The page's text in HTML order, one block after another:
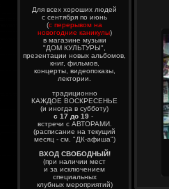
Для всех хороших людей
с сентября по июнь
(с перерывом на
новогодние каникулы)
в магазине музыки
"ДОМ КУЛЬТУРЫ",
презентации новых альбомов,
книг, фильмов,
концерты, видеопоказы,
лектории.
традиционно
КАЖДОЕ ВОСКРЕСЕНЬЕ
(и иногда в субботу)
с 17 до 19 -
встречи с АВТОРАМИ.
(расписание на текущий
месяц - см. "ДК-афиша")
ВХОД СВОБОДНЫЙ!
(при наличии мест
и за исключением
специальных
клубных мероприятий)